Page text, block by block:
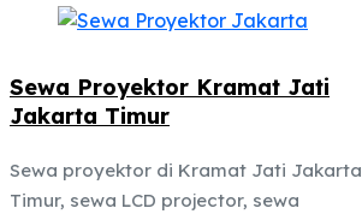
Sewa Proyektor Kramat Jati
Jakarta Timur
Sewa proyektor di Kramat Jati Jakarta
Timur, sewa LCD projector, sewa